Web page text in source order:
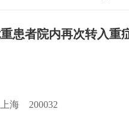
患者院内再次转入重
上海 200032